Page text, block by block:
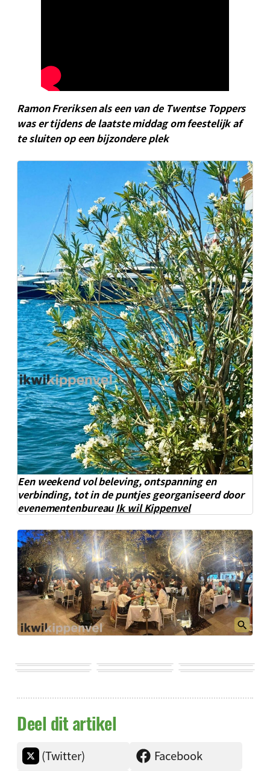
Ramon Freriksen als een van de Twentse Toppers
was er tijdens de laatste middag om feestelijk af
te sluiten op een bijzondere plek
Een weekend vol beleving, ontspanning en
verbinding, tot in de puntjes georganiseerd door
evenementenbureauIk wil Kippenvel
Deel dit artikel
(Twitter)
Facebook